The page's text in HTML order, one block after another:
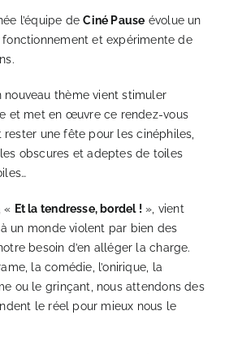
…
l’équipe deCiné Pause évolue un
fonctionnement et expérimente de
nouveau thème vient stimuler
et met en œuvre ce rendez-vous
rester une fête pour les cinéphiles,
obscures et adeptes de toiles
« Et la tendresse, bordel ! », vient
un monde violent par bien des
besoin d’en alléger la charge.
la comédie, l’onirique, la
ou le grinçant, nous attendons des
le réel pour mieux nous le